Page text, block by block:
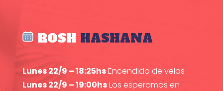
ROSH HASHANA
Lunes 22/9 – 18:25hsEncendido de velas
Lunes 22/9 – 19:00hsLos esperamos en